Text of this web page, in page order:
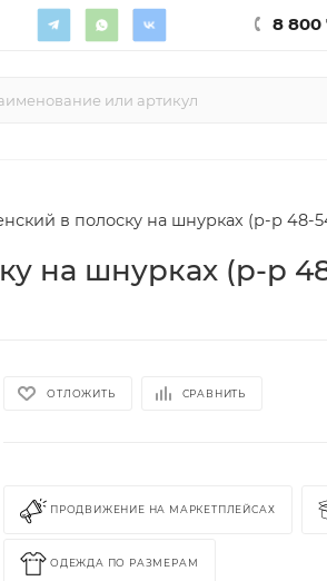
8 800
в полоску на шнурках (р-р 48-
на шнурках (р-р
ОТЛОЖИТЬ СРАВНИТЬ
ПРОДВИЖЕНИЕ НА МАРКЕТПЛЕЙСАХ
ОДЕЖДА ПО РАЗМЕРАМ